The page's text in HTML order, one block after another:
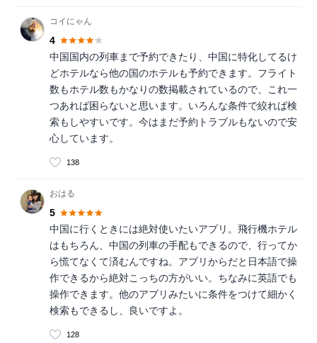
コイにゃん
4
中国国内の列車まで予約できたり、中国に特化してるけ
どホテルなら他の国のホテルも予約できます。フライト
数もホテル数もかなりの数掲載されているので、これ一
つあれば困らないと思います。いろんな条件で絞れば検
索もしやすいです。今はまだ予約トラブルもないので安
心しています。
138
おはる
5
中国に行くときには絶対使いたいアプリ。飛行機ホテル
はもちろん、中国の列車の手配もできるので、行ってか
ら慌てなくて済むんですね。アプリからだと日本語で操
作できるから絶対こっちの方がいい。ちなみに英語でも
操作できます。他のアプリみたいに条件をつけて細かく
検索もできるし、良いですよ。
128